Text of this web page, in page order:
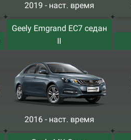
2019 - наст. время
Geely Emgrand EC7 седан
II
2016 - наст. время